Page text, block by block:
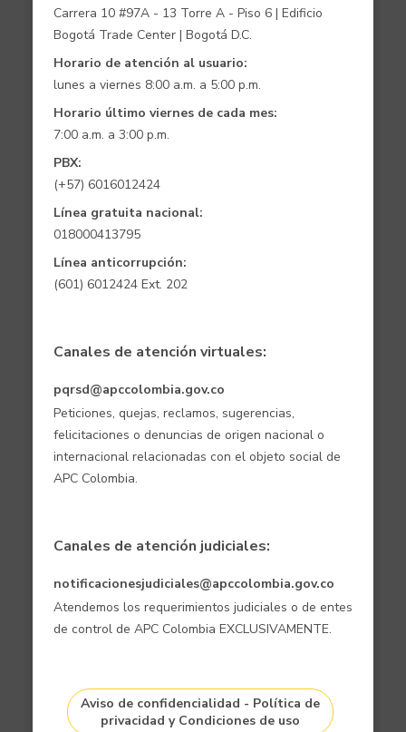
Carrera 10 #97A - 13 Torre A - Piso 6 | Edificio
Bogotá Trade Center | Bogotá D.C.
Horario de atención al usuario:
lunes a viernes 8:00 a.m. a 5:00 p.m.
Horario último viernes de cada mes:
7:00 a.m. a 3:00 p.m.
PBX:
(+57) 6016012424
Línea gratuita nacional:
018000413795
Línea anticorrupción:
(601) 6012424 Ext. 202
Canales de atención virtuales:
pqrsd@apccolombia.gov.co
Peticiones, quejas, reclamos, sugerencias,
felicitaciones o denuncias de origen nacional o
internacional relacionadas con el objeto social de
APC Colombia.
Canales de atención judiciales:
notificacionesjudiciales@apccolombia.gov.co
Atendemos los requerimientos judiciales o de entes
de control de APC Colombia EXCLUSIVAMENTE.
Aviso de confidencialidad - Política de
privacidad y Condiciones de uso